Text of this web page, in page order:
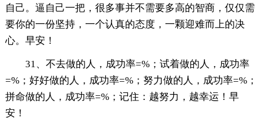
自己。逼自己一把，很多事并不需要多高的智商，仅仅需
要你的一份坚持，一个认真的态度，一颗迎难而上的决
心。早安！
31、不去做的人，成功率=%；试着做的人，成功率
=%；好好做的人，成功率=%；努力做的人，成功率=%；
拼命做的人，成功率=%；记住：越努力，越幸运！早
安！